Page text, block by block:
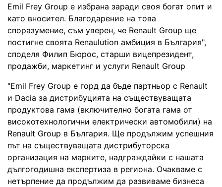
Emil Frey Group е избрана заради своя богат опит и
като вносител. Благодарение на това
споразумение, съм уверен, че Renault Group ще
постигне своята Renaulution амбиция в България",
споделя Филип Бюрос, старши вицепрезидент,
продажби, маркетинг и услуги Renault Group
"Emil Frey Group е горд да бъде партньор с Renault
и Dacia за дистрибуцията на съществуващата
продуктова гама (включително богата гама от
високотехнологични електрически автомобили) на
Renault Group в България. Ще продължим успешния
път на съществуващата дистрибуторска
организация на марките, надграждайки с нашата
дългогодишна експертиза в региона. Очакваме с
нетърпение да продължим да развиваме бизнеса